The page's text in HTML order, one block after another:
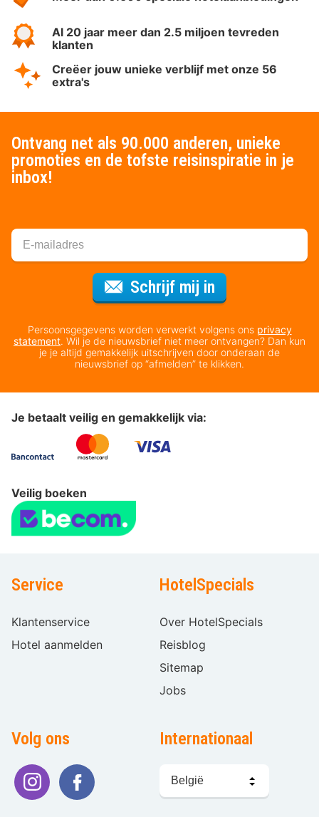
Al 20 jaar meer dan 2.5 miljoen tevreden
klanten
Creëer jouw unieke verblijf met onze 56
extra's
Ontvang net als 90.000 anderen, unieke
promoties en de tofste reisinspiratie in je
inbox!
Schrijf mij in
Persoonsgegevens worden verwerkt volgens ons privacy
statement. Wil je de nieuwsbrief niet meer ontvangen? Dan kun
je je altijd gemakkelijk uitschrijven door onderaan de
nieuwsbrief op “afmelden” te klikken.
Je betaalt veilig en gemakkelijk via:
Veilig boeken
Service
Klantenservice
Hotel aanmelden
HotelSpecials
Over HotelSpecials
Reisblog
Sitemap
Jobs
Volg ons Internationaal
kiezen